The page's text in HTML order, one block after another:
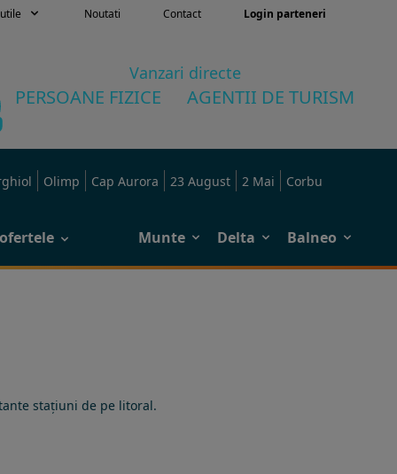
Noutati Contact Login parteneri
Vanzari directe
PERSOANE FIZICE AGENTII DE TURISM
Olimp Cap Aurora 23 August 2 Mai Corbu
Munte Delta Balneo
stațiuni de pe litoral.